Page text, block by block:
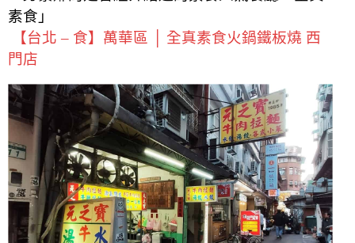
素食」
【台北 – 食】萬華區 │ 全真素食火鍋鐵板燒 西
門店